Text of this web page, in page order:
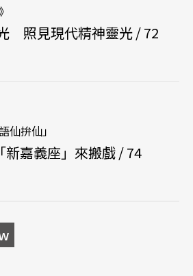
照見現代精神靈光 / 72
仙拚仙」
新嘉義座」來搬戲 / 74